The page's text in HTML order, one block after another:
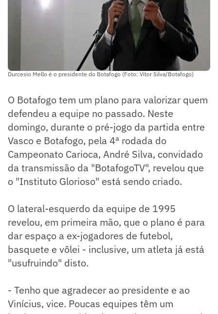
Durcesio Mello é o presidente do Botafogo (Foto: Vítor Silva/Botafogo)
O Botafogo tem um plano para valorizar quem
defendeu a equipe no passado. Neste
domingo, durante o pré-jogo da partida entre
Vasco e Botafogo, pela 4ª rodada do
Campeonato Carioca, André Silva, convidado
da transmissão da "BotafogoTV", revelou que
o "Instituto Glorioso" está sendo criado.
O lateral-esquerdo da equipe de 1995
revelou, em primeira mão, que o plano é para
dar espaço a ex-jogadores de futebol,
basquete e vôlei - inclusive, um atleta já está
"usufruindo" disto.
- Tenho que agradecer ao presidente e ao
Vinícius, vice. Poucas equipes têm um